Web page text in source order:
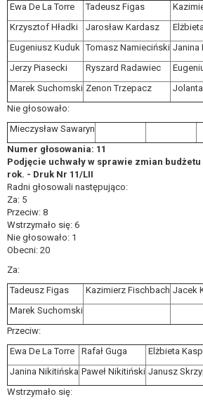
Ewa De La Torre
Tadeusz Figas
Krzysztof Hładki
Jarosław Kardasz
Eugeniusz Kuduk Tomasz Namieciński Janina
Jerzy Piasecki
Ryszard Radawiec
Marek Suchomski Zenon Trzepacz
Nie głosowało:
Mieczysław Sawaryn
Numer głosowania: 11
Podjęcie uchwały w sprawie zmian budżetu
rok. - Druk Nr 11/LII
Radni głosowali następująco:
Za: 5
Przeciw: 8
Wstrzymało się: 6
Nie głosowało: 1
Obecni: 20
Za:
Tadeusz Figas
Kazimierz Fischbach Jacek
Marek Suchomski
Przeciw:
Ewa De La Torre
Rafał Guga Elżbieta
Janina Nikitińska Paweł Nikitiński Janusz
Wstrzymało się: